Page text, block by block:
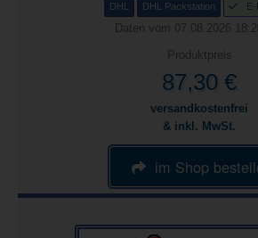
DHL DHL Packstation
Daten vom 07.08.2026
Produktpreis
87,30 €
versandkostenfrei
& inkl. MwSt.
im Shop